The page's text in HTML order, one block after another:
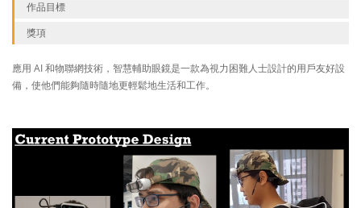
作品目標
獎項
應用 AI 和物聯網技術，智慧輔助眼鏡是一款為視力困難人士設計的用戶友好設
備，使他們能夠隨時隨地更輕鬆地生活和工作。